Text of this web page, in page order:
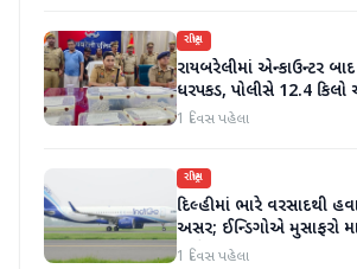
રાષ્ટ્રીય
રાયબરેલીમાં એન્કાઉન્ટર
ધરપકડ, પોલીસે 12.4 કિલો
કર્યા
1 દિવસ પહેલા
રાષ્ટ્રીય
દિલ્હીમાં ભારે વરસાદથી
અસર; ઈન્ડિગોએ મુસાફરો
જાહેર કરી
1 દિવસ પહેલા